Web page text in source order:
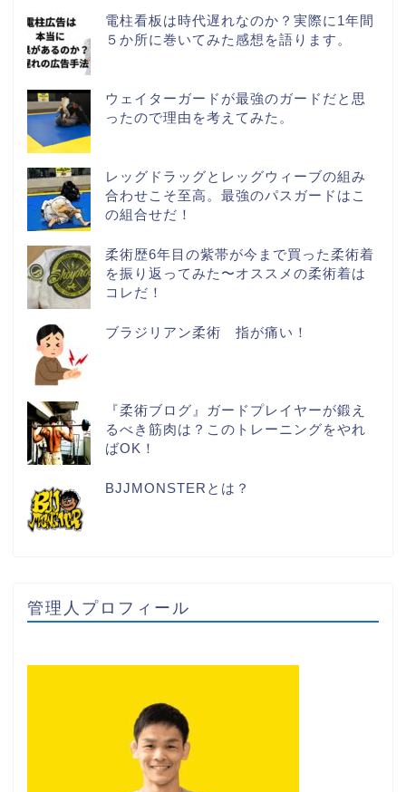
電柱看板は時代遅れなのか？実際に1年間
５か所に巻いてみた感想を語ります。
ウェイターガードが最強のガードだと思
ったので理由を考えてみた。
レッグドラッグとレッグウィーブの組み
合わせこそ至高。最強のパスガードはこ
の組合せだ！
柔術歴6年目の紫帯が今まで買った柔術着
を振り返ってみた〜オススメの柔術着は
コレだ！
ブラジリアン柔術 指が痛い！
『柔術ブログ』ガードプレイヤーが鍛え
るべき筋肉は？このトレーニングをやれ
ばOK！
BJJMONSTERとは？
管理人プロフィール